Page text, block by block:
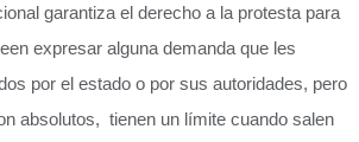
garantiza el derecho a la protesta para
expresar alguna demanda que les
por el estado o por sus autoridades, pero
absolutos, tienen un límite cuando salen